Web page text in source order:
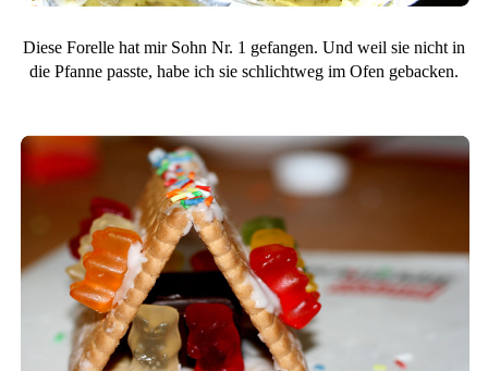
Diese Forelle hat mir Sohn Nr. 1 gefangen. Und weil sie nicht in
die Pfanne passte, habe ich sie schlichtweg im Ofen gebacken.